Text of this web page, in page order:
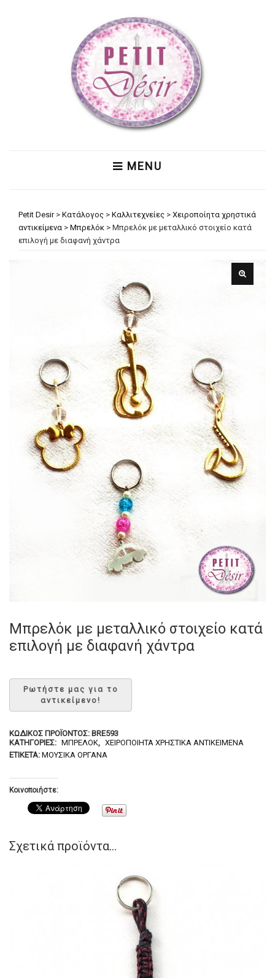
MENU
Petit Desir> Κατάλογος > Καλλιτεχνείες > Χειροποίητα χρηστικά
αντικείμενα > Μπρελόκ > Μπρελόκ με μεταλλικό στοιχείο κατά
επιλογή με διαφανή χάντρα
Μπρελόκ με μεταλλικό στοιχείο κατά
επιλογή με διαφανή χάντρα
ΚΩΔΙΚΌΣ ΠΡΟΪΌΝΤΟΣ: BRE593
ΚΑΤΗΓΟΡΊΕΣ: ΜΠΡΕΛΌΚ, ΧΕΙΡΟΠΟΊΗΤΑ ΧΡΗΣΤΙΚΆ ΑΝΤΙΚΕΊΜΕΝΑ
ΕΤΙΚΈΤΑ: ΜΟΥΣΙΚΆ ΌΡΓΑΝΑ
Κοινοποιήστε:
Σχετικά προϊόντα...